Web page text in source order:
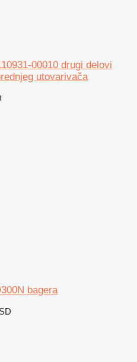
00010 drugi delovi
utovarivača
bagera